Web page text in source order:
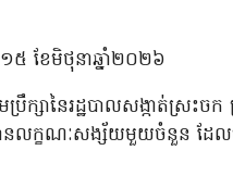
១៥ ខែមិថុនាឆ្នាំ២០២៦
ក្សានៃរដ្ឋបាលសង្កាត់ស្រះ
នលក្ខណៈសង្ស័យមួយចំនួន ដែល